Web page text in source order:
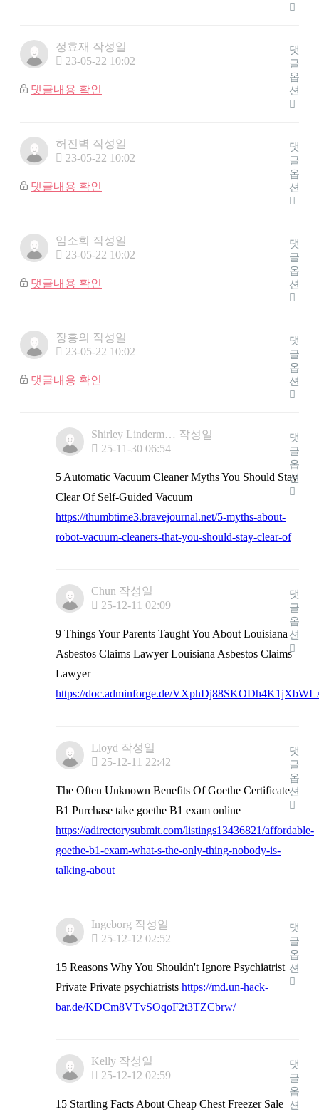
정효재 작성일
23-05-22 10:02
댓글내용 확인
댓
글
옵
션
허진벽 작성일
23-05-22 10:02
댓글내용 확인
댓
글
옵
션
임소희 작성일
23-05-22 10:02
댓글내용 확인
댓
글
옵
션
장흥의 작성일
23-05-22 10:02
댓글내용 확인
댓
글
옵
션
Shirley Linderm… 작성일
25-11-30 06:54
5 Automatic Vacuum Cleaner Myths You Should Stay
Clear Of Self-Guided Vacuum
https://thumbtime3.bravejournal.net/5-myths-about-
robot-vacuum-cleaners-that-you-should-stay-clear-of
댓
글
옵
션
Chun 작성일
25-12-11 02:09
9 Things Your Parents Taught You About Louisiana
Asbestos Claims Lawyer Louisiana Asbestos Claims
Lawyer
https://doc.adminforge.de/
댓
글
옵
션
Lloyd 작성일
25-12-11 22:42
The Often Unknown Benefits Of Goethe Certificate
B1 Purchase take goethe B1 exam online
https://adirectorysubmit.com/listings13436821/affordable-
goethe-b1-exam-what-s-the-only-thing-nobody-is-
talking-about
댓
글
옵
션
Ingeborg 작성일
25-12-12 02:52
15 Reasons Why You Shouldn't Ignore Psychiatrist
Private Private psychiatrists https://md.un-hack-
bar.de/KDCm8VTvSOqoF2t3TZCbrw/
댓
글
옵
션
Kelly 작성일
25-12-12 02:59
15 Startling Facts About Cheap Chest Freezer Sale
댓
글
옵
션